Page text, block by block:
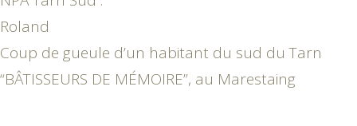
Roland
Coup de gueule d’un habitant du sud du Tarn
“BÂTISSEURS DE MÉMOIRE”, au Marestaing